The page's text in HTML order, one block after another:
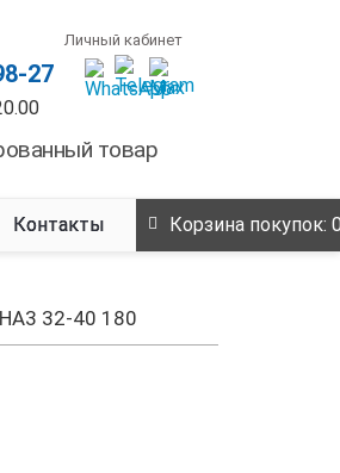
Личный кабинет
27
товар
Контакты Корзина покупок:
32-40 180